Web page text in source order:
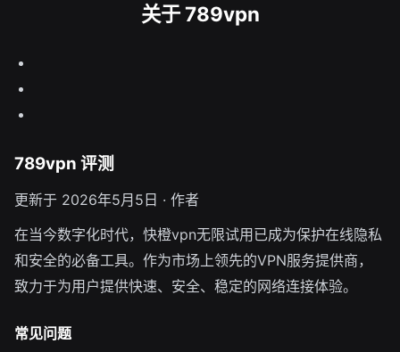
关于 789vpn
789vpn 评测
更新于 2026年5月5日 · 作者
在当今数字化时代，快橙vpn无限试用已成为保护在线隐私
和安全的必备工具。作为市场上领先的VPN服务提供商，
致力于为用户提供快速、安全、稳定的网络连接体验。
常见问题